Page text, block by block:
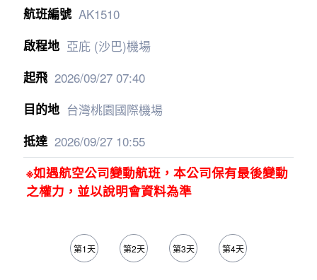
AK1510
亞庇 (沙巴)機場
2026/09/2707:40
台灣桃園國際機場
2026/09/2710:55
※如遇航空公司變動航班，本公司保有最後變動
之權力，並以說明會資料為準
第1天 第2天 第3天 第4天